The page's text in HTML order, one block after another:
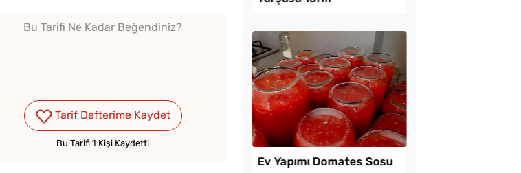
Bu Tarifi Ne Kadar Beğendiniz?
Tarif Defterime Kaydet
Bu Tarifi 1 Kişi Kaydetti
Kaynatılır?
Lezzetinde Borcam Tatlısı
Tarifi